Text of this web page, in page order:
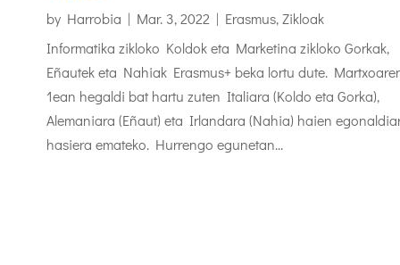
by Harrobia | Mar. 3, 2022 | Erasmus,Zikloak
Informatika zikloko Koldok eta Marketina zikloko Gorkak,
Eñautek eta Nahiak Erasmus+ beka lortu dute.
1ean hegaldi bat hartu zuten Italiara (Koldo eta Gorka),
Alemaniara (Eñaut) eta Irlandara (Nahia) haien
hasiera emateko. Hurrengo egunetan...